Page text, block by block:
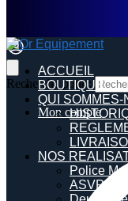
Recherche pour :
Mon compte
ACCUEIL
BOUTIQUE
QUI SOMMES-
NOS
Police
ASVP